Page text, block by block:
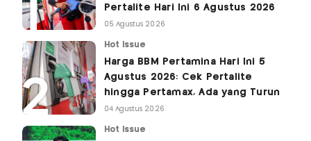
Pertalite Hari Ini 6 Agustus 2026
05 Agustus 2026
Hot Issue
Harga BBM Pertamina Hari Ini 5
Agustus 2026: Cek Pertalite
hingga Pertamax, Ada yang Turun
04 Agustus 2026
Hot Issue